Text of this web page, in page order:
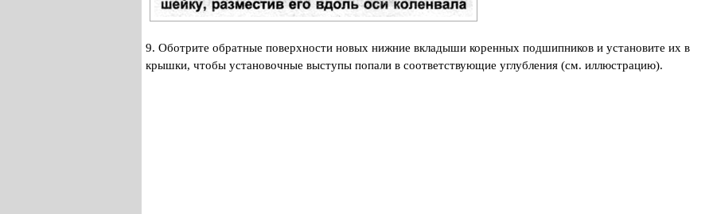
9. Оботрите обратные поверхности новых нижние вкладыши коренных подшипников и установите их в
крышки, чтобы установочные выступы попали в соответствующие углубления (см. иллюстрацию).